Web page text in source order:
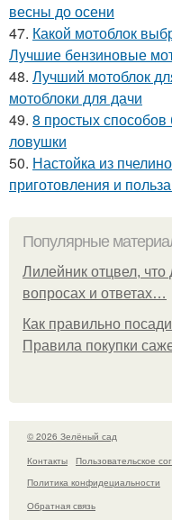
весны до осени
47. Какой мотоблок
Лучшие бензиновые
48. Лучший мотоблок
мотоблоки для дачи
49. 8 простых
ловушки
50. Настойка из
приготовления и
Популярные
Лилейник отцвел,
вопросах и ответах…
Как правильно
Правила покупки
© 2026 Зелёный сад
Контакты
Пользовательское
Политика конфидециальности
Обратная связь